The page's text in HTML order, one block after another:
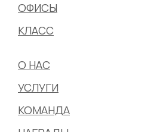
КОМАНДА
ОФИСЫ
КЛАСС
О НАС
УСЛУГИ